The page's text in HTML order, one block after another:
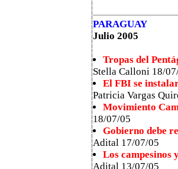
PARAGUAY
Julio 2005
Tropas del
Stella Calloni 18/
El FBI se
Patricia Vargas
Movimiento
18/07/05
Gobierno debe
Adital 17/07/05
Los campesinos
Adital 13/07/05